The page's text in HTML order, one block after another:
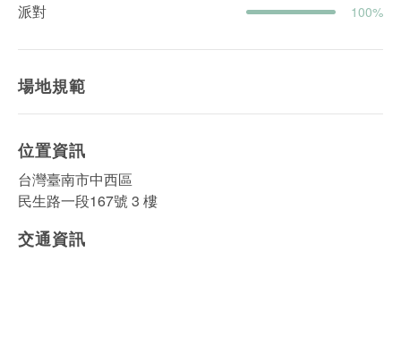
派對 100%
場地規範
位置資訊
台灣臺南市中西區
民生路一段167號 3 樓
交通資訊